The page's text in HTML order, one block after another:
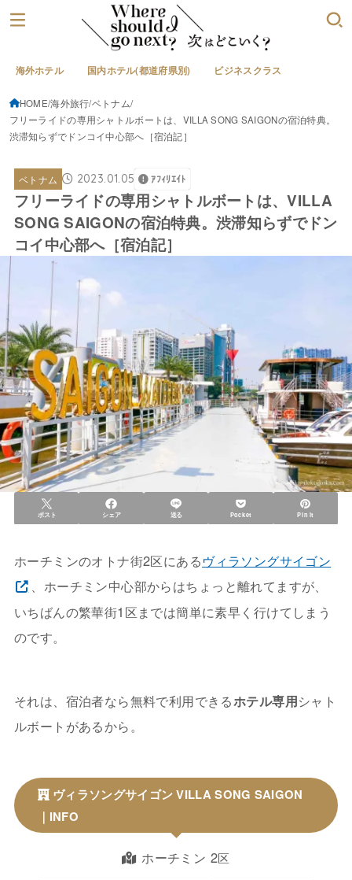
海外ホテル 国内ホテル(都道府県別) ビジネスクラス
HOME 海外旅行 ベトナム
フリーライドの専用シャトルボートは、VILLA SONG SAIGONの宿泊特典。
渋滞知らずでドンコイ中心部へ［宿泊記］
ベトナム 2023.01.05 ｱﾌｨﾘｴｲﾄ
フリーライドの専用シャトルボートは、VILLA
SONG SAIGONの宿泊特典。渋滞知らずでドン
コイ中心部へ［宿泊記］
ポスト シェア 送る Pocket Pin it
ホーチミンのオトナ街2区にあるヴィラソングサイゴン
、ホーチミン中心部からはちょっと離れてますが、
いちばんの繁華街1区までは簡単に素早く行けてしまう
のです。
それは、宿泊者なら無料で利用できるホテル専用シャト
ルボートがあるから。
ヴィラソングサイゴン VILLA SONG SAIGON
｜INFO
ホーチミン 2区